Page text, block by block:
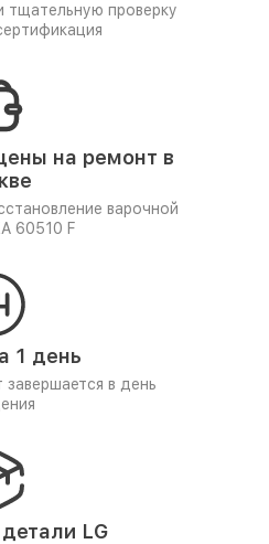
тщательную проверку
на ремонт в
варочной
60510 F
1 день
в день
LG